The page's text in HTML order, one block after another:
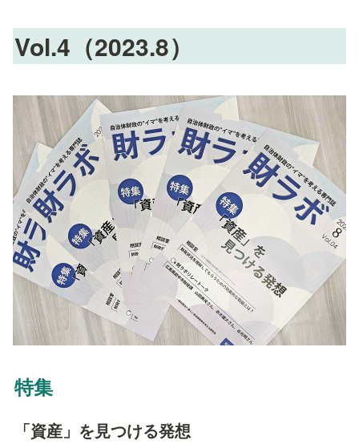
Vol.4（2023.8）
特集
「資産」を見つける発想